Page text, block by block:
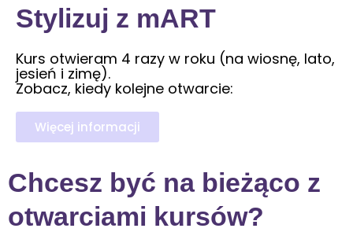
Stylizuj z mART
Kurs otwieram 4 razy w roku (na wiosnę, lato,
jesień i zimę).
Zobacz, kiedy kolejne otwarcie:
Więcej informacji
Chcesz być na bieżąco z
otwarciami kursów?